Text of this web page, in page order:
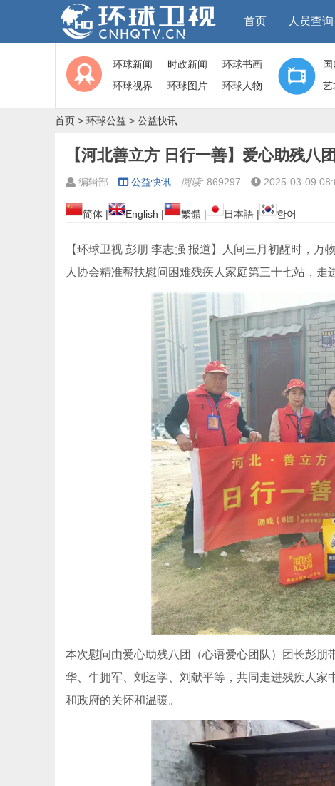
首页 人员查询
环球新闻 时政新闻
环球书画
环球视界
环球图片 环球人物
艺
首页 > 环球公益 > 公益快讯
【河北善立方 日行一善】爱心助残八
编辑部 公益快讯 阅读: 869297 2025-03-09
简体 | English | 繁體 | 日本語 | 한어
【环球卫视 彭朋 李志强 报道】人间三月初醒时，
人协会精准帮扶慰问困难残疾人家庭第三十七站，走
本次慰问由爱心助残八团（心语爱心团队）团长彭
华、牛拥军、刘运学、刘献平等，共同走进残疾人
和政府的关怀和温暖。